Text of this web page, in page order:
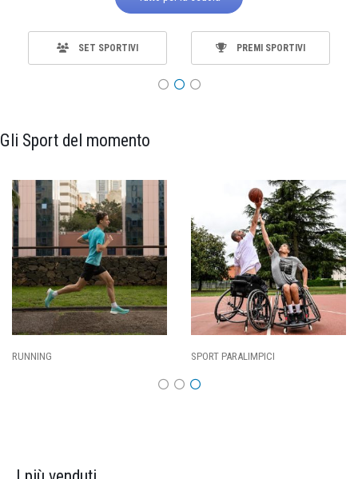
SET SPORTIVI PREMI SPORTIVI
Gli Sport del momento
RUNNING SPORT PARALIMPICI